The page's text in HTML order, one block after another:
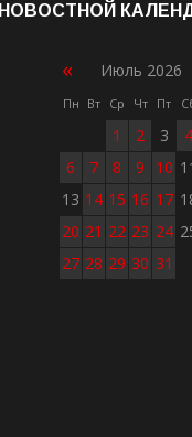
НОВОСТНОЙ
« Июль 2026
Пн Вт Ср Чт Пт
1 2 3 4
6
7 8 9 10
13 14 15 16 17
20 21 22 23 24
27 28 29 30 31